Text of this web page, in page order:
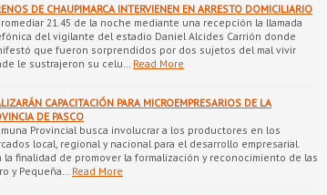
DE CHAUPIMARCA INTERVIENEN EN ARRESTO DOMICILIARIO
21.45 de la noche mediante una recepción la llamada
del vigilante del estadio Daniel Alcides Carrión donde
que fueron sorprendidos por dos sujetos del mal vivir
le sustrajeron su celu…
Read More
CAPACITACIÓN PARA MICROEMPRESARIOS DE LA
DE PASCO
Provincial busca involucrar a los productores en los
local, regional y nacional para el desarrollo empresarial.
la finalidad de promover la formalización y reconocimiento de las
y Pequeña…
Read More